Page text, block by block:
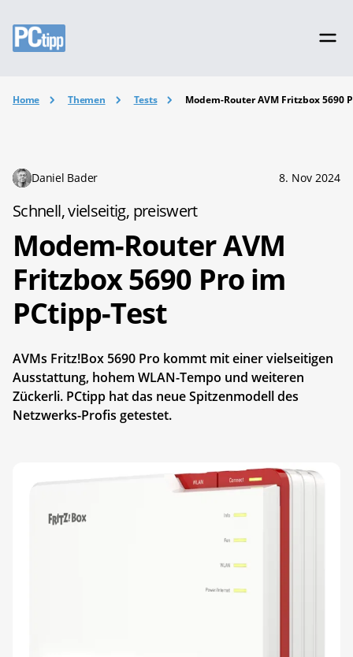
Home Themen Tests Modem-Router AVM Fritzbox 5690
Daniel Bader 8. Nov 2024
Schnell, vielseitig, preiswert
Modem-Router AVM
Fritzbox 5690 Pro im
PCtipp-Test
AVMs Fritz!Box 5690 Pro kommt mit einer vielseitigen
Ausstattung, hohem WLAN-Tempo und weiteren
Zückerli. PCtipp hat das neue Spitzenmodell des
Netzwerks-Profis getestet.